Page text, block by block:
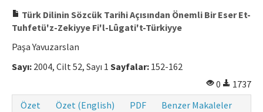
İletişim
ISSN: 0564-5050 · e-ISSN: 2651-5113
Türk Dilinin Sözcük Tarihi Açısından Önemli Bir Eser Et-
Tuhfetü'z-Zekiyye Fi'l-Lûgati't-Türkiyye
Paşa Yavuzarslan
Sayı: 2004, Cilt 52, Sayı 1 Sayfalar: 152-162
0
1737
Özet
Özet (English) PDF Benzer Makaleler